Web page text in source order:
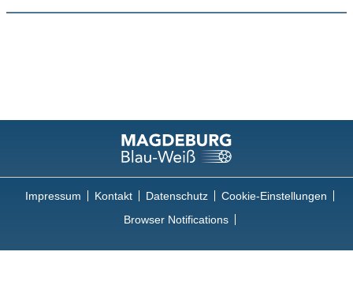
Impressum Kontakt Datenschutz
Cookie-Einstellungen
Browser Notifications